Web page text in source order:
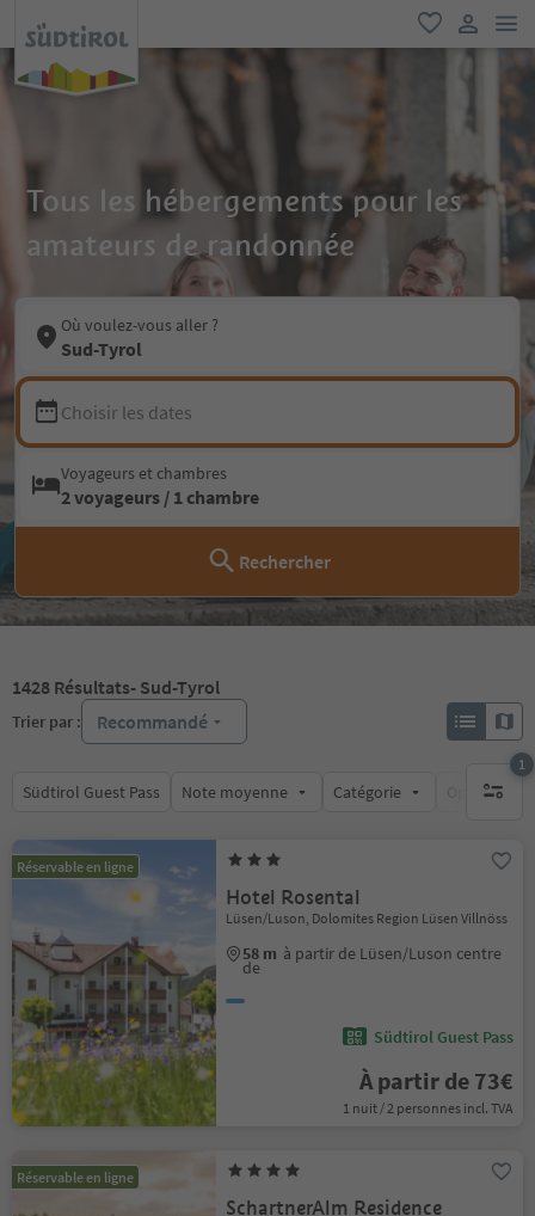
favori
lien
Tous les hébergements pour les
amateurs de randonnée
Où voulez-vous aller ?
Sud-Tyrol
Choisir les dates
Voyageurs et chambres
2 voyageurs / 1 chambre
Rechercher
1428 Résultats- Sud-Tyrol
Trier par : Recommandé
Südtirol Guest Pass Note moyenne Catégorie Options de
1
1 filtre
Réservable en ligne
Hotel Rosental
Lüsen/Luson, Dolomites Region Lüsen Villnöss
58 m à partir de Lüsen/Luson centre
de
Südtirol Guest Pass
À partir de 73€
1 nuit / 2 personnes incl. TVA
Réservable en ligne
SchartnerAlm Residence